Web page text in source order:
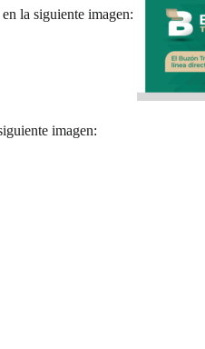
la siguiente imagen:
imagen: